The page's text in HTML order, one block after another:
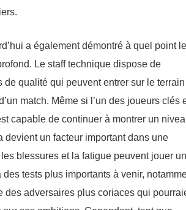
a également démontré à quel point le
Le staff technique dispose de
de qualité qui peuvent entrer sur le
match. Même si l’un des joueurs clés
capable de continuer à montrer un
devient un facteur important dans une
blessures et la fatigue peuvent jouer un
des tests plus importants à venir,
des adversaires plus coriaces qui